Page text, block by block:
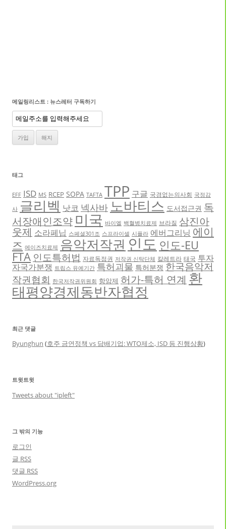
메일링리스트 : 뉴스레터 구독하기
태그
EFF ISD MS RCEP SOPA TAFTA TPP 구글 국경없는의사회 국정감
사 글리벡 낫코 넥사바 노바티스 도서접근권 독
서장애인조약 미국 바이엘 백혈병치료제 브라질 삼진아
웃제 소라페닙 스페셜301조 스프라이셀 시플라 에버그리닝 에이
즈 에이즈치료제 음악저작권 인도 인도-EU
FTA 인도특허법 자료독점권 저작권 신탁단체 칼레트라 태국 투자
자국가분쟁 트립스 유예기간 특허괴물 특허분쟁 한국음악저
작권협회 한국저작권위원회 항암제 허가-특허 연계 환
태평양경제동반자협정
최근 댓글
Byunghun (호주 금연정책 vs 담배기업: WTO제소, ISD 등 진행상황)
트윗트윗
Tweets about "ipleft"
그 밖의 기능
로그인
글 RSS
댓글 RSS
WordPress.org